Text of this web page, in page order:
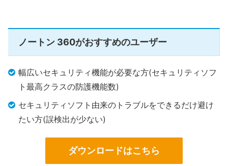
ノートン 360がおすすめのユーザー
幅広いセキュリティ機能が必要な方(セキュリティソフ
ト最高クラスの防護機能数)
セキュリティソフト由来のトラブルをできるだけ避け
たい方(誤検出が少ない)
ダウンロードはこちら